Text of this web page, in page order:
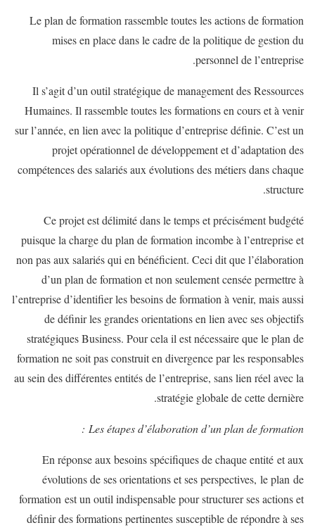
Le plan de formation rassemble toutes les actions de formation
mises en place dans le cadre de la politique de gestion du
personnel de l’entreprise.
Il s’agit d’un outil stratégique de management des Ressources
Humaines. Il rassemble toutes les formations en cours et à venir
sur l’année, en lien avec la politique d’entreprise définie. C’est un
projet opérationnel de développement et d’adaptation des
compétences des salariés aux évolutions des métiers dans chaque
structure.
Ce projet est délimité dans le temps et précisément budgété
puisque la charge du plan de formation incombe à l’entreprise et
non pas aux salariés qui en bénéficient. Ceci dit que l’élaboration
d’un plan de formation et non seulement censée permettre à
l’entreprise d’identifier les besoins de formation à venir, mais aussi
de définir les grandes orientations en lien avec ses objectifs
stratégiques Business. Pour cela il est nécessaire que le plan de
formation ne soit pas construit en divergence par les responsables
au sein des différentes entités de l’entreprise, sans lien réel avec la
stratégie globale de cette dernière.
Les étapes d’élaboration d’un plan de formation :
En réponse aux besoins spécifiques de chaque entité et aux
évolutions de ses orientations et ses perspectives, le plan de
formation est un outil indispensable pour structurer ses actions et
définir des formations pertinentes susceptible de répondre à ses